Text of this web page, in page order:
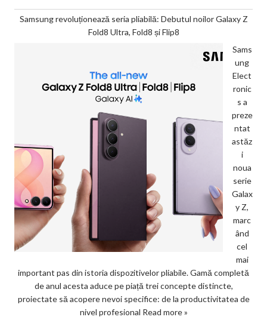
Samsung revoluționează seria pliabilă: Debutul noilor Galaxy Z
Fold8 Ultra, Fold8 și Flip8
Sams
ung
Elect
ronic
s a
preze
ntat
astăz
i
noua
serie
Galax
y Z,
marc
ând
cel
mai
important pas din istoria dispozitivelor pliabile. Gamă completă
de anul acesta aduce pe piață trei concepte distincte,
proiectate să acopere nevoi specifice: de la productivitatea de
nivel profesional Read more »